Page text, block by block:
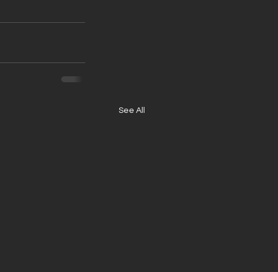
See All